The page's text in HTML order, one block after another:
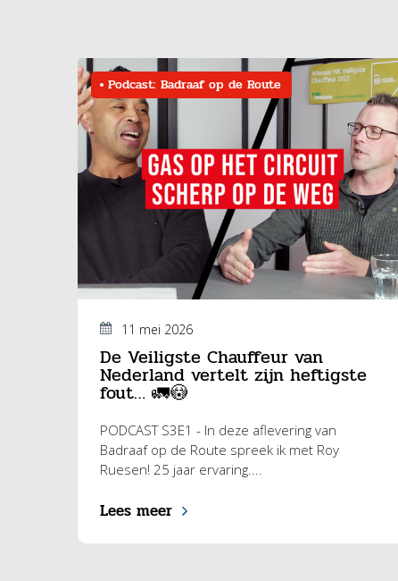
Podcast: Badraaf op de Route
11 mei 2026
De Veiligste Chauffeur van
Nederland vertelt zijn heftigste
fout… 🚛😳
PODCAST S3E1 - In deze aflevering van
Badraaf op de Route spreek ik met Roy
Ruesen! 25 jaar ervaring....
Lees meer